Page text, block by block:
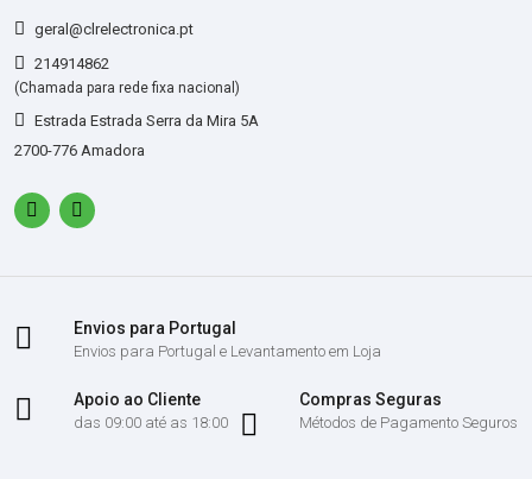
geral@clrelectronica.pt
214914862
(Chamada para rede fixa nacional)
Estrada Estrada Serra da Mira 5A
2700-776 Amadora
Envios para Portugal
Envios para Portugal e Levantamento em Loja
Apoio ao Cliente
das 09:00 até as 18:00
Compras Seguras
Métodos de Pagamento Seguros